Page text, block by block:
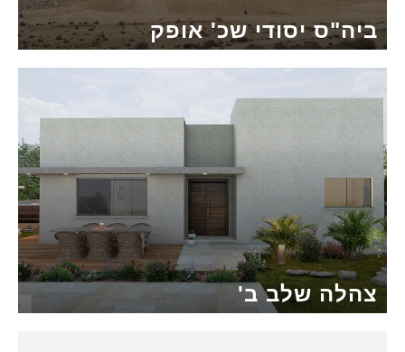
ביה"ס יסודי שכ' אופק
צהלה שלב ב'